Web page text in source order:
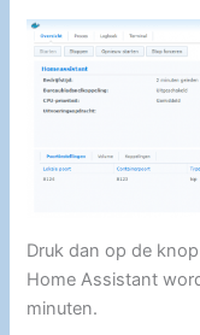
Druk dan op de
Home Assistant
minuten.